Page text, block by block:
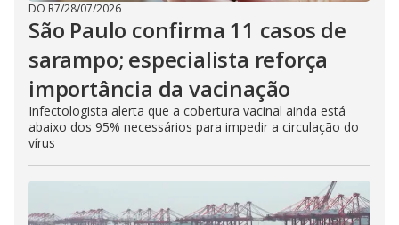
DO R7/28/07/2026
São Paulo confirma 11 casos de
sarampo; especialista reforça
importância da vacinação
Infectologista alerta que a cobertura vacinal ainda está
abaixo dos 95% necessários para impedir a circulação do
vírus